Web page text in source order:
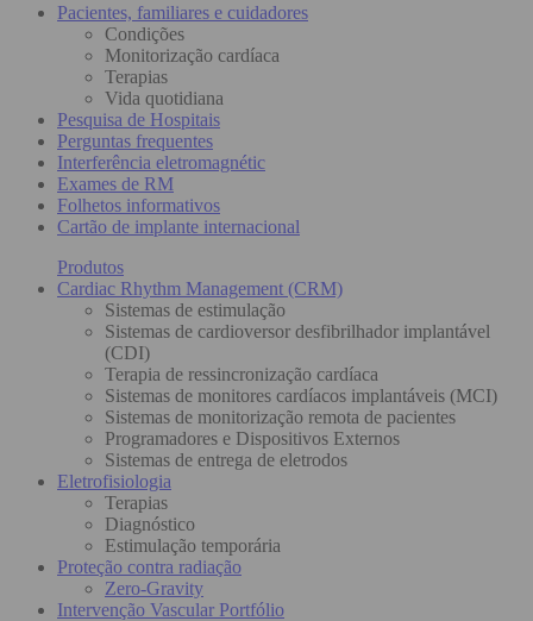
Pacientes, familiares e cuidadores
Condições
Monitorização cardíaca
Terapias
Vida quotidiana
Pesquisa de Hospitais
Perguntas frequentes
Interferência eletromagnétic
Exames de RM
Folhetos informativos
Cartão de implante internacional
Produtos
Cardiac Rhythm Management (CRM)
Sistemas de estimulação
Sistemas de cardioversor desfibrilhador implantável
(CDI)
Terapia de ressincronização cardíaca
Sistemas de monitores cardíacos implantáveis (MCI)
Sistemas de monitorização remota de pacientes
Programadores e Dispositivos Externos
Sistemas de entrega de eletrodos
Eletrofisiologia
Terapias
Diagnóstico
Estimulação temporária
Proteção contra radiação
Zero-Gravity
Intervenção Vascular Portfólio